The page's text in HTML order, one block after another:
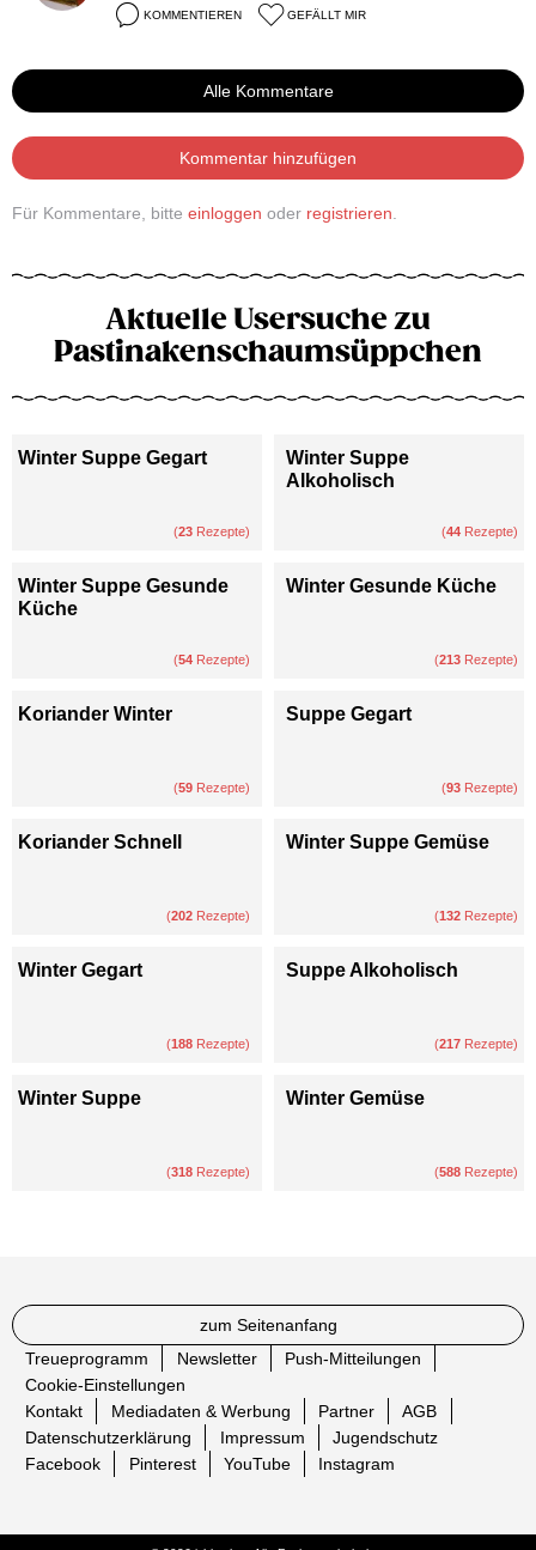
KOMMENTIEREN GEFÄLLT MIR
Alle Kommentare
Kommentar hinzufügen
Für Kommentare, bitte einloggen oder registrieren
Aktuelle Usersuche zu
Pastinakenschaumsüppchen
Winter Suppe Gegart
(23 Rezepte)
Winter Suppe
Alkoholisch
(44 Rezepte)
Winter Suppe Gesunde
Küche
(54 Rezepte)
Winter Gesunde Küche
(213 Rezepte)
Koriander Winter
(59 Rezepte)
Suppe Gegart
(93 Rezepte)
Koriander Schnell
(202 Rezepte)
Winter Suppe Gemüse
(132 Rezepte)
Winter Gegart
(188 Rezepte)
Suppe Alkoholisch
(217 Rezepte)
Winter Suppe
(318 Rezepte)
Winter Gemüse
(588 Rezepte)
zum Seitenanfang
Treueprogramm
Newsletter
Push-Mitteilungen
Cookie-Einstellungen
Kontakt
Mediadaten & Werbung Partner
AGB
Datenschutzerklärung
Impressum
Jugendschutz
Facebook
Pinterest YouTube Instagram